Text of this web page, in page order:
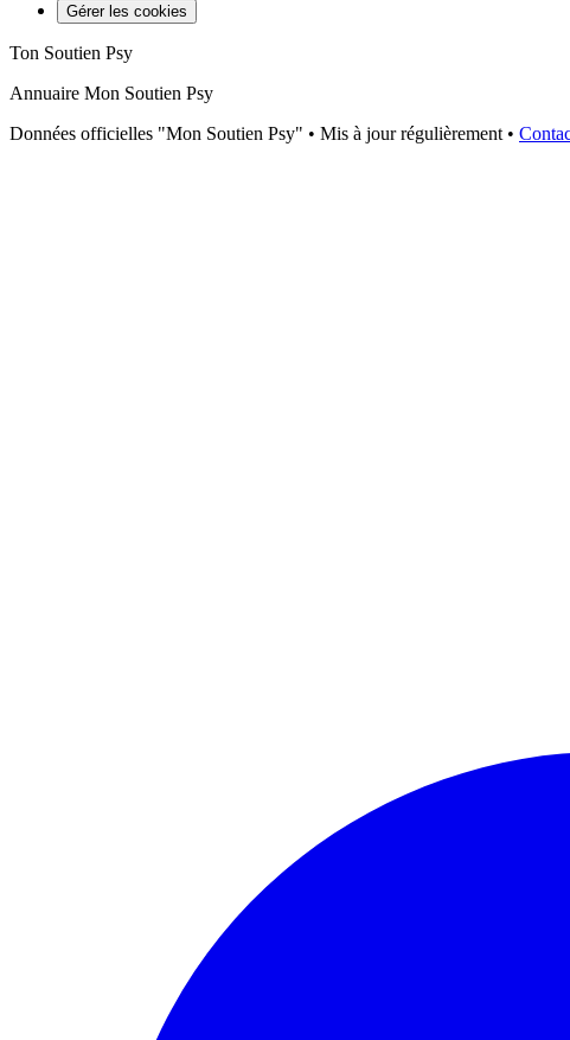
Gérer les cookies
Ton Soutien Psy
Annuaire Mon Soutien Psy
Données officielles "Mon Soutien Psy" • Mis à jour régulièrement •